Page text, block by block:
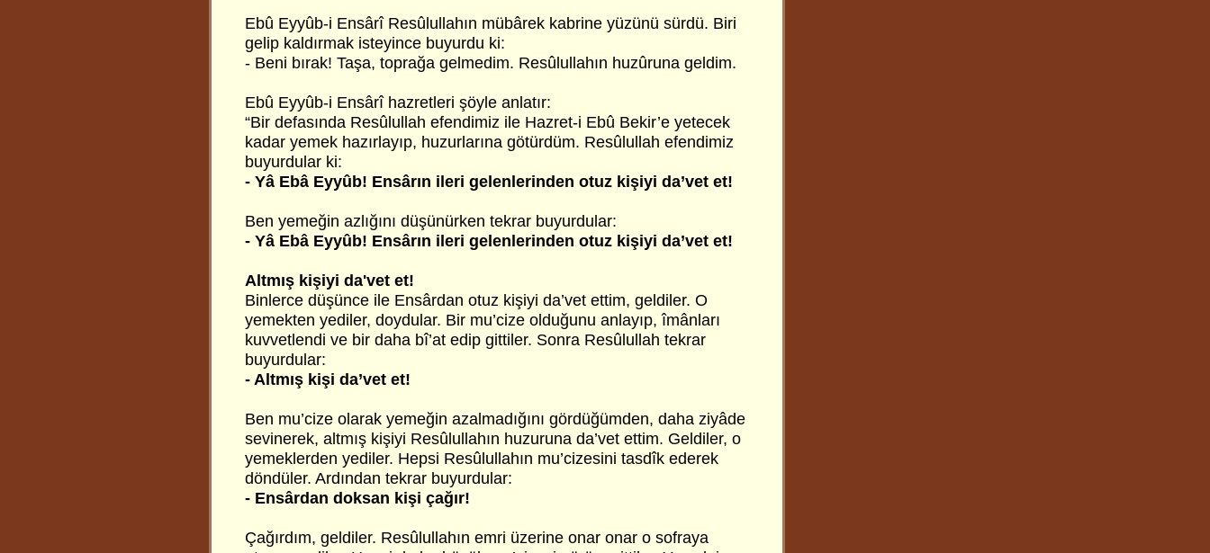
Ebû Eyyûb-i Ensârî Resûlullahın mübârek kabrine yüzünü sürdü. Biri
gelip kaldırmak isteyince buyurdu ki:
- Beni bırak! Taşa, toprağa gelmedim. Resûlullahın huzûruna geldim.
Ebû Eyyûb-i Ensârî hazretleri şöyle anlatır:
“Bir defasında Resûlullah efendimiz ile Hazret-i Ebû Bekir’e yetecek
kadar yemek hazırlayıp, huzurlarına götürdüm. Resûlullah efendimiz
buyurdular ki:
- Yâ Ebâ Eyyûb! Ensârın ileri gelenlerinden otuz kişiyi da’vet et!
Ben yemeğin azlığını düşünürken tekrar buyurdular:
- Yâ Ebâ Eyyûb! Ensârın ileri gelenlerinden otuz kişiyi da’vet et!
Altmış kişiyi da'vet et!
Binlerce düşünce ile Ensârdan otuz kişiyi da’vet ettim, geldiler. O
yemekten yediler, doydular. Bir mu’cize olduğunu anlayıp, îmânları
kuvvetlendi ve bir daha bî’at edip gittiler. Sonra Resûlullah tekrar
buyurdular:
- Altmış kişi da’vet et!
Ben mu’cize olarak yemeğin azalmadığını gördüğümden, daha ziyâde
sevinerek, altmış kişiyi Resûlullahın huzuruna da’vet ettim. Geldiler, o
yemeklerden yediler. Hepsi Resûlullahın mu’cizesini tasdîk ederek
döndüler. Ardından tekrar buyurdular:
- Ensârdan doksan kişi çağır!
Çağırdım, geldiler. Resûlullahın emri üzerine onar onar o sofraya